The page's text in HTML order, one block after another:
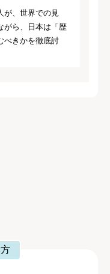
が、世界での見
がら、日本は「歴
べきかを徹底討